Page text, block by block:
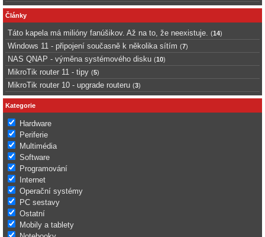
Články
Táto kapela má milióny fanúšikov. Až na to, že neexistuje. (14)
Windows 11 - připojení současně k několika sítím (7)
NAS QNAP - výměna systémového disku (10)
MikroTik router 11 - tipy (5)
MikroTik router 10 - upgrade routeru (3)
Kategorie
Hardware
Periferie
Multimédia
Software
Programování
Internet
Operační systémy
PC sestavy
Ostatní
Mobily a tablety